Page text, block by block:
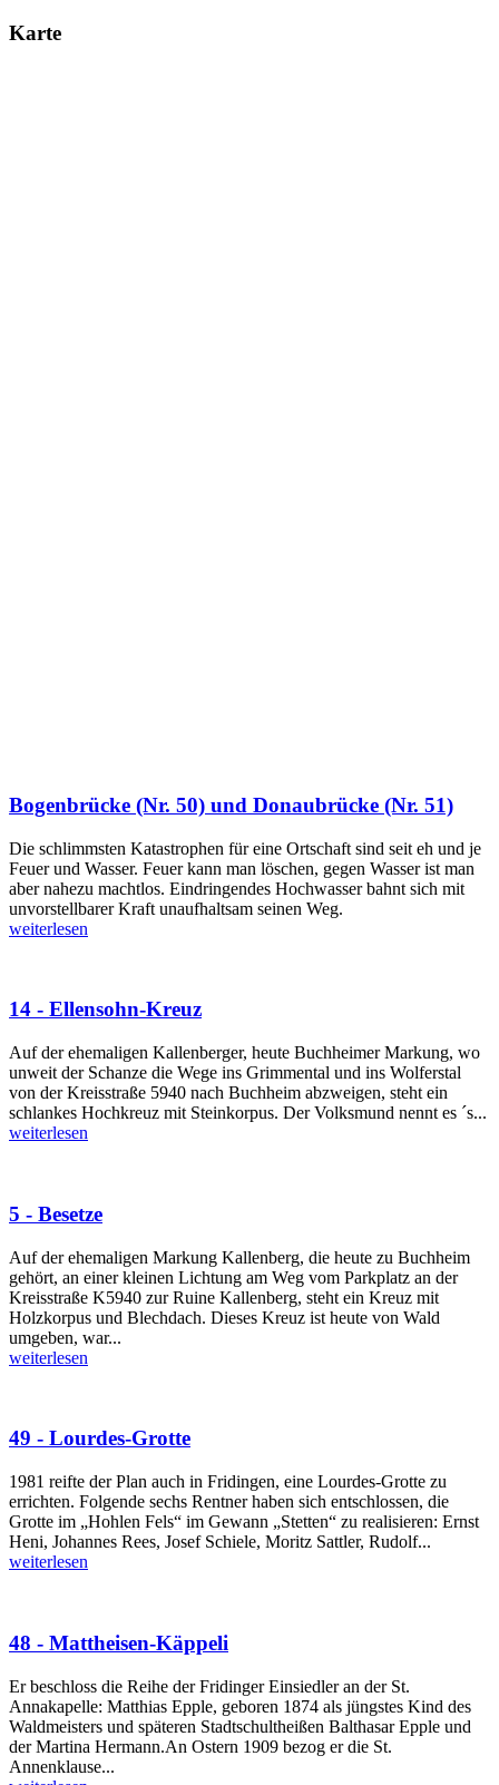
Karte
Bogenbrücke (Nr. 50) und Donaubrücke (Nr. 51)
Die schlimmsten Katastrophen für eine Ortschaft sind seit eh und je
Feuer und Wasser. Feuer kann man löschen, gegen Wasser ist man
aber nahezu machtlos. Eindringendes Hochwasser bahnt sich mit
unvorstellbarer Kraft unaufhaltsam seinen Weg.
weiterlesen
14 - Ellensohn-Kreuz
Auf der ehemaligen Kallenberger, heute Buchheimer Markung, wo
unweit der Schanze die Wege ins Grimmental und ins Wolferstal
von der Kreisstraße 5940 nach Buchheim abzweigen, steht ein
schlankes Hochkreuz mit Steinkorpus. Der Volksmund nennt es ´s...
weiterlesen
5 - Besetze
Auf der ehemaligen Markung Kallenberg, die heute zu Buchheim
gehört, an einer kleinen Lichtung am Weg vom Parkplatz an der
Kreisstraße K5940 zur Ruine Kallenberg, steht ein Kreuz mit
Holzkorpus und Blechdach. Dieses Kreuz ist heute von Wald
umgeben, war...
weiterlesen
49 - Lourdes-Grotte
1981 reifte der Plan auch in Fridingen, eine Lourdes-Grotte zu
errichten. Folgende sechs Rentner haben sich entschlossen, die
Grotte im „Hohlen Fels“ im Gewann „Stetten“ zu realisieren: Ernst
Heni, Johannes Rees, Josef Schiele, Moritz Sattler, Rudolf...
weiterlesen
48 - Mattheisen-Käppeli
Er beschloss die Reihe der Fridinger Einsiedler an der St.
Annakapelle: Matthias Epple, geboren 1874 als jüngstes Kind des
Waldmeisters und späteren Stadtschultheißen Balthasar Epple und
der Martina Hermann.An Ostern 1909 bezog er die St.
Annenklause...